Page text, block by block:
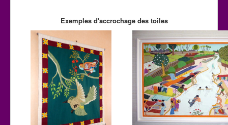
Exemples d'accrochage des toiles